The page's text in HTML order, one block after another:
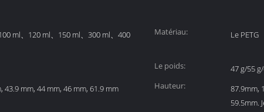
ml、120 ml、150 ml、300 ml、400
Matériau: Le PETG
Le poids:
47 g/55
43.9 mm, 44 mm, 46 mm, 61.9 mm Hauteur:
87.9mm,
59.5mm.